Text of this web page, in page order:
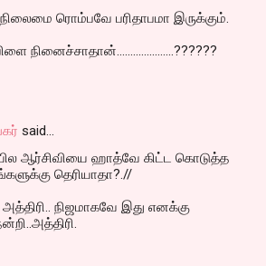
ரொம்பவே பரிதாபமா இருக்கும்.
நினைச்சாதான்.....................??????
said…
ஆர்சிவியை ஹாத்வே கிட்ட கொடுத்த
தெரியாதா?.//
அத்திரி.. நிஜமாகவே இது எனக்கு